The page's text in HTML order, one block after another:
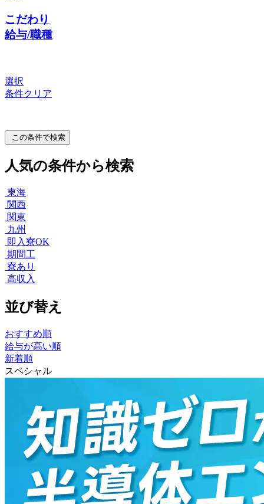
こだわり
給与/職種
選択
条件クリア
この条件で検索
人気の条件から検索
東海
関西
関東
九州
即入寮OK
期間工
寮あり
高収入
並び替え
おすすめ順
給与が高い順
新着順
スペシャル